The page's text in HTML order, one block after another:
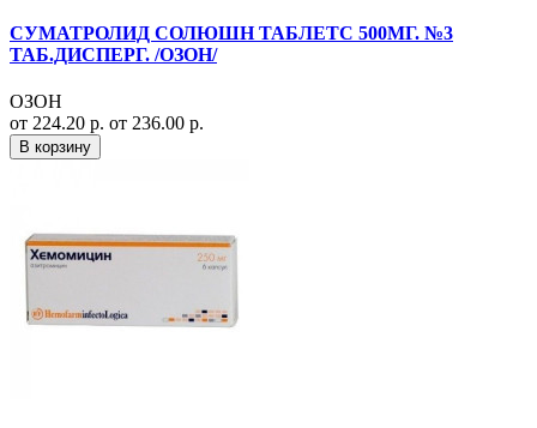
СУМАТРОЛИД СОЛЮШН ТАБЛЕТС 500МГ. №3
ТАБ.ДИСПЕРГ. /ОЗОН/
ОЗОН
от 224.20 р. от 236.00 р.
В корзину